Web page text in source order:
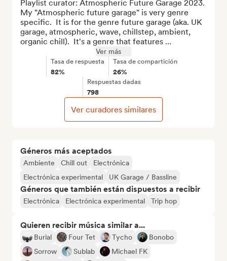
Géneros más aceptados
Ambiente Chill out
Electrónica
Electrónica experimental
UK Garage / Bassline
Géneros que también están dispuestos a recibir
Electrónica Electrónica experimental Trip hop
Quieren recibir música similar a...
Burial Four Tet Tycho
Bonobo
Sorrow
Sublab
Michael FK
Playlist curator: Atmospheric Future Garage 2023.
My "Atmospheric future garage" is very genre
specific.  It is for the genre future garage (aka. UK
garage, atmospheric, wave, chillstep, ambient,
organic chill).  It's a genre that features ...
Ver más
Tasa de respuesta
82%
Tasa de compartición
26%
Respuestas dadas
798
Ver curadores similares